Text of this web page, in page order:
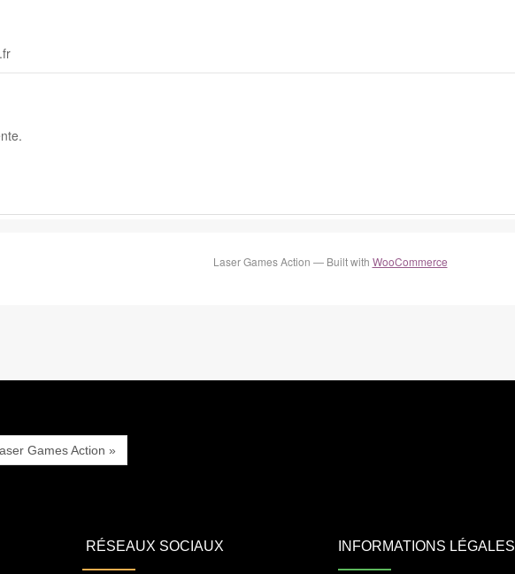
Laser Games Action — Built with WooCommerce
Games Action »
RÉSEAUX SOCIAUX INFORMATIONS LÉGALES